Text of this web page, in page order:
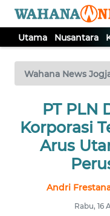
Utama Nusantara
Wahana News
PT PLN
Korporasi
Arus
Andri
Rabu, 16
TV
Tutup
UTAMA
NUSANTARA